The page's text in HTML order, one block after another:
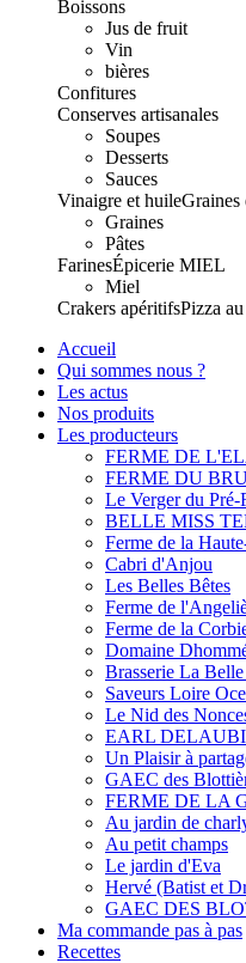
Boissons
Jus de fruit
Vin
bières
Confitures
Conserves artisanales
Soupes
Desserts
Sauces
Vinaigre et huileGraines
Graines
Pâtes
FarinesÉpicerie MIEL
Miel
Crakers apéritifsPizza
Accueil
Qui sommes nous ?
Les actus
Nos produits
Les producteurs
FERME DE
FERME DU
Le Verger du Pré-
BELLE MISS
Ferme de la
Cabri d'Anjou
Les Belles Bêtes
Ferme de
Ferme de la
Domaine
Brasserie La
Saveurs Loire
Le Nid des
EARL
Un Plaisir à
GAEC des
FERME DE LA
Au jardin de
Au petit champs
Le jardin d'Eva
Hervé (Batist et
GAEC DES
Ma commande pas à pas
Recettes